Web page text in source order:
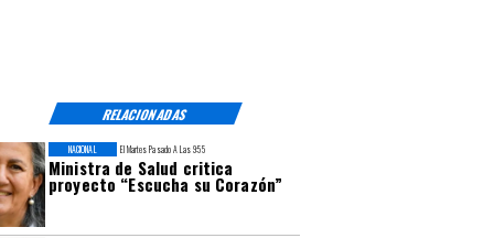
RELACIONADAS
El Martes Pasado A Las 9:55
Ministra de Salud critica
proyecto “Escucha su Corazón”
NACIONAL